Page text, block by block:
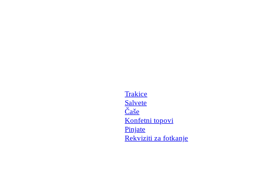
Trakice
Salvete
Čaše
Konfetni topovi
Pinjate
Rekviziti za fotkanje